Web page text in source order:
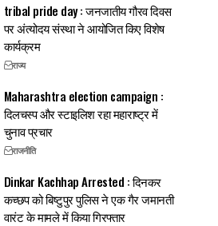
tribal pride day : जनजातीय गौरव दिवस
पर अंत्योदय संस्था ने आयोजित किए विशेष
कार्यक्रम
राज्य
Maharashtra election campaign :
दिलचस्प और स्टाइलिश रहा महाराष्ट्र में
चुनाव प्रचार
राजनीति
Dinkar Kachhap Arrested : दिनकर
कच्छप को बिष्टुपुर पुलिस ने एक गैर जमानती
वारंट के मामले में किया गिरफ्तार